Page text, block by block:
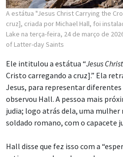
A estátua "Jesus Christ Carrying the
cruz], criada por Michael Hall, foi
Lake na terça-feira, 24 de março de
of Latter-day Saints
Ele intitulou a estátua “Jesus
Cristo carregando a cruz].” Ela
Jesus, para representar
observou Hall. A pessoa mais
judia; logo atrás dela, uma mulher
soldado romano, com o capacete
Hall disse que fez isso com a